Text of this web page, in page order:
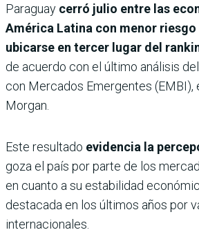
Paraguay cerró julio entre las
América Latina con menor riesgo
ubicarse en tercer lugar del
de acuerdo con el último análisis
con Mercados Emergentes (EMBI),
Morgan.
Este resultado evidencia la
goza el país por parte de los
en cuanto a su estabilidad
destacada en los últimos años por
internacionales.